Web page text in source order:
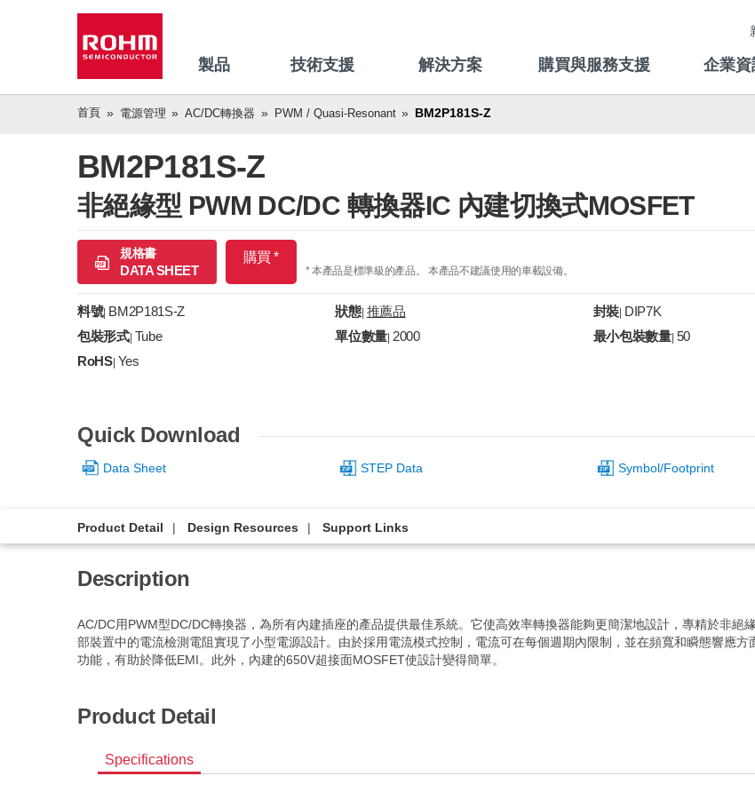
製品 技術支援 解決方案 購買與服務支援 企業
首頁 電源管理 AC/DC轉換器 PWM / Quasi-Resonant BM2P181S-Z
BM2P181S-Z
非絕緣型 PWM DC/DC 轉換器IC 內建切換式MOSFET
規格書
DATA SHEET
購買 *
* 本產品是標準級的產品。 本產品不建議使用的車載設備。
料號| BM2P181S-Z 狀態| 推薦品 封裝 DIP7K
包裝形式| Tube 單位數量 |2000 最小包裝數量| 50
RoHS| Yes
Quick Download
Data Sheet STEP Data Symbol/Footprint
Product Detail Design Resources Support Links
Description
AC/DC用PWM型DC/DC轉換器，為所有內建插座的產品提供最佳系統。它使高效率轉換器能夠更簡潔地設計，專精於非
部裝置中的電流檢測電阻實現了小型電源設計。由於採用電流模式控制，電流可在每個週期內限制，並在頻寬和瞬態響應
功能，有助於降低EMI。此外，內建的650V超接面MOSFET使設計變得簡單。
Product Detail
Specifications